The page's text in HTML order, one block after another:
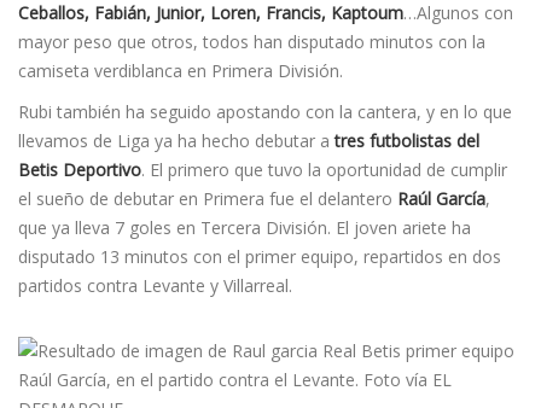
Ceballos, Fabián, Junior, Loren, Francis, Kaptoum…Algunos con
mayor peso que otros, todos han disputado minutos con la
camiseta verdiblanca en Primera División.
Rubi también ha seguido apostando con la cantera, y en lo que
llevamos de Liga ya ha hecho debutar atres futbolistas del
Betis Deportivo. El primero que tuvo la oportunidad de cumplir
el sueño de debutar en Primera fue el delantero Raúl García,
que ya lleva 7 goles en Tercera División. El joven ariete ha
disputado 13 minutos con el primer equipo, repartidos en dos
partidos contra Levante y Villarreal.
Raúl García, en el partido contra el Levante. Foto vía EL